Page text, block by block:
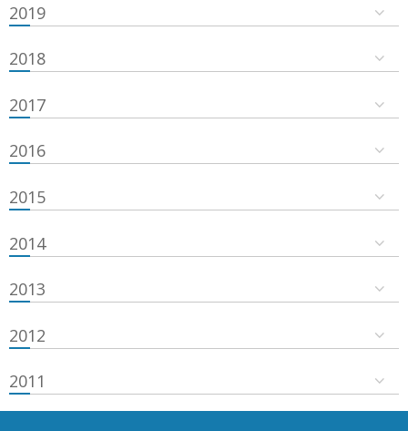
2019
2018
2017
2016
2015
2014
2013
2012
2011